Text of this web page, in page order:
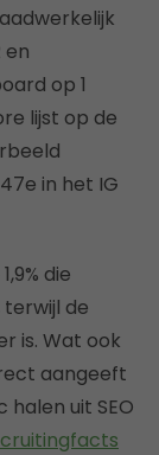
en
op 1
lijst op de
in het IG
die
de
is. Wat ook
aangeeft
uit SEO